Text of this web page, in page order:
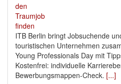
ITB Berlin bringt Jobsuchende
touristischen Unternehmen
Young Professionals Day mit
Kostenfrei: individuelle
Bewerbungsmappen-Check. [...]